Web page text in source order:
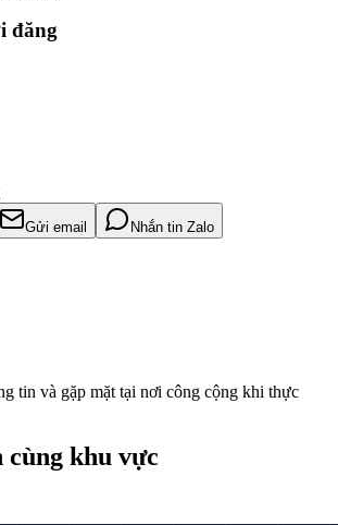
đăng
Gửi email Nhắn tin Zalo
tin và gặp mặt tại nơi công cộng khi thực
cùng khu vực